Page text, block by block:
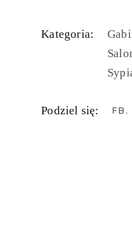
Kategoria:
Podziel się: FB